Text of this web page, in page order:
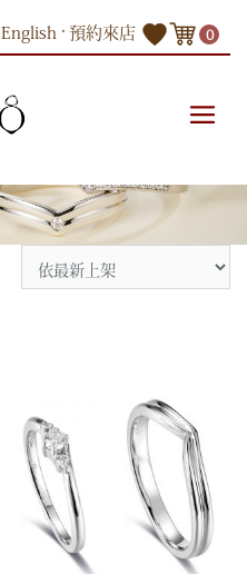
English 預約來店 0
V形系列